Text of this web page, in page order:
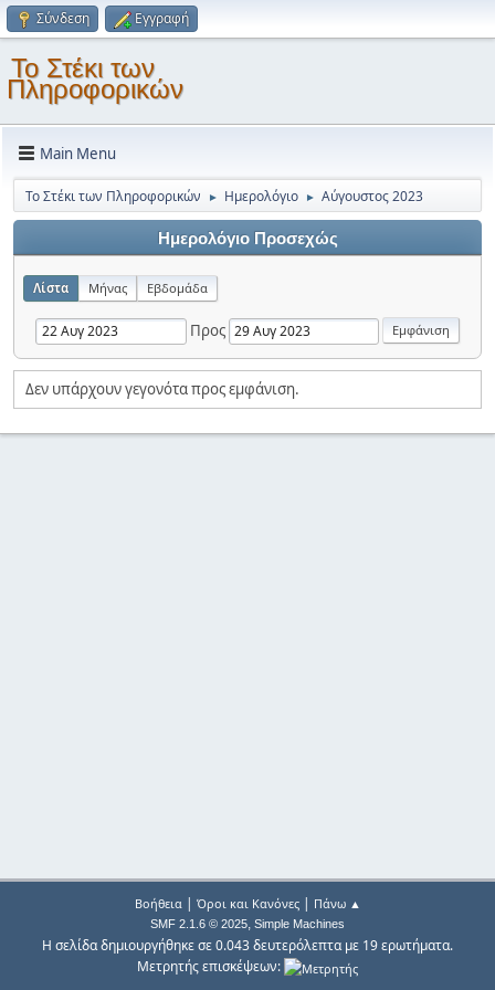
Σύνδεση Εγγραφή
Το Στέκι των
Πληροφορικών
Main Menu
Το Στέκι των Πληροφορικών ► Ημερολόγιο ► Αύγουστος 2023
Ημερολόγιο Προσεχώς
Λίστα Μήνας Εβδομάδα
Προς
Δεν υπάρχουν γεγονότα προς εμφάνιση.
Βοήθεια| Όροι και Κανόνες| Πάνω ▲
SMF 2.1.6 © 2025, Simple Machines
Η σελίδα δημιουργήθηκε σε 0.043 δευτερόλεπτα με 19 ερωτήματα.
Μετρητής επισκέψεων: